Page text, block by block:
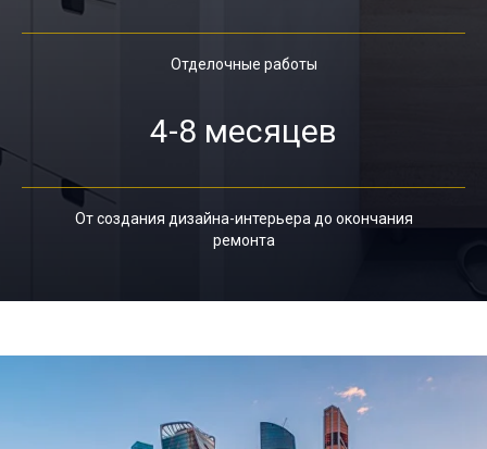
Отделочные работы
4-8 месяцев
От создания дизайна-интерьера до окончания
ремонта